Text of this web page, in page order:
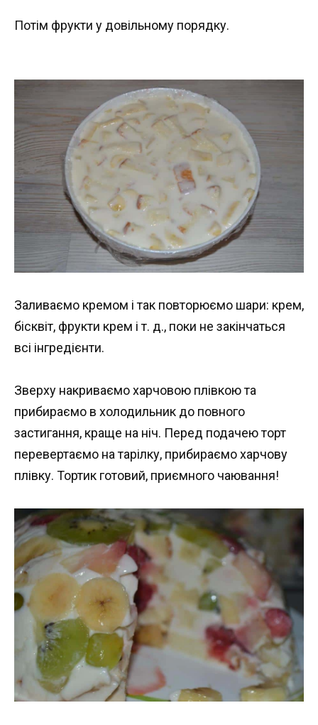
Потім фрукти у довільному порядку.
Заливаємо кремом і так повторюємо шари: крем,
бісквіт, фрукти крем і т. д., поки не закінчаться
всі інгредієнти.
Зверху накриваємо харчовою плівкою та
прибираємо в холодильник до повного
застигання, краще на ніч. Перед подачею торт
перевертаємо на тарілку, прибираємо харчову
плівку. Тортик готовий, приємного чаювання!